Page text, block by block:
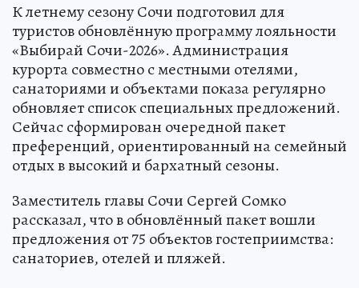
К летнему сезону Сочи подготовил для
туристов обновлённую программу лояльности
«Выбирай Сочи-2026». Администрация
курорта совместно с местными отелями,
санаториями и объектами показа регулярно
обновляет список специальных предложений.
Сейчас сформирован очередной пакет
преференций, ориентированный на семейный
отдых в высокий и бархатный сезоны.
Заместитель главы Сочи Сергей Сомко
рассказал, что в обновлённый пакет вошли
предложения от 75 объектов гостеприимства:
санаториев, отелей и пляжей.